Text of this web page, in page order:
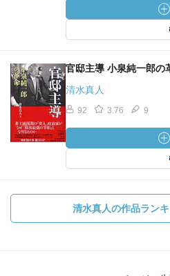
官邸主導 小泉純一郎の
清水真人
92 3.76 9
清水真人の作品ラン